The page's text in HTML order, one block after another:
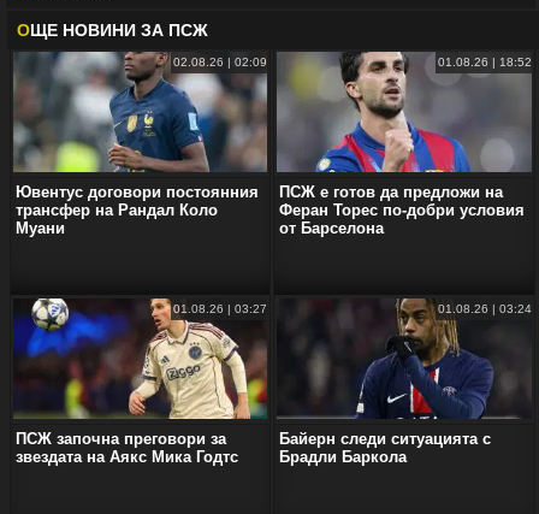
OЩЕ НОВИНИ ЗА ПСЖ
02.08.26 | 02:09
Ювентус договори постоянния
трансфер на Рандал Коло
Муани
01.08.26 | 18:52
ПСЖ е готов да предложи на
Феран Торес по-добри условия
от Барселона
01.08.26 | 03:27
ПСЖ започна преговори за
звездата на Аякс Мика Годтс
01.08.26 | 03:24
Байерн следи ситуацията с
Брадли Баркола